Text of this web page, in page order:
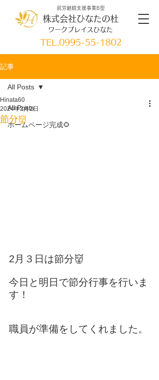
就労継続支援事業B型
株式会社ひなたの杜
ワークプレイスひなた
TEL. 0995-55-1802
記事
All Posts
ホームページ完成🌻
All Posts
節分👹
Hinata60
2024年2月2日
2月３日は節分👹
今日と明日で節分行事を行いま
す！
職員が準備をしてくれました。